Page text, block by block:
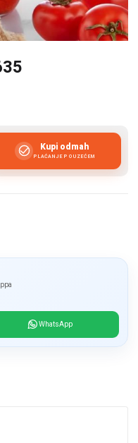
Kupi odmah
PLAĆANJE POUZEĆEM
WhatsApp